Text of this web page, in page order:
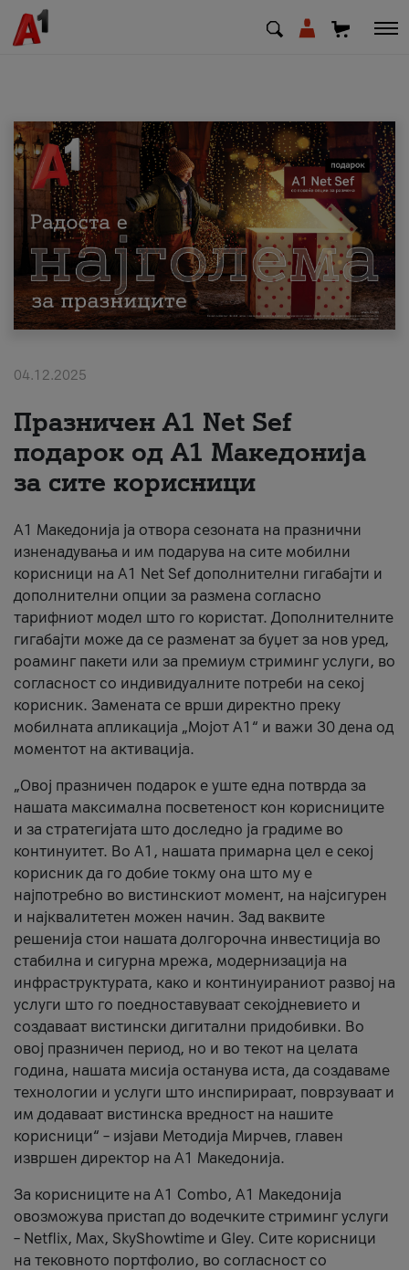
МК EN SQ
Приватни Деловни
Поддршка
Надополни кредит
За нас
#ПодобарОнлајн
04.12.2025
Празничен A1 Net Sеf
подарок од А1 Македонија
за сите корисници
А1 Македонија ја отвора сезоната на празнични
изненадувања и им подарува на сите мобилни
корисници на A1 Net Sef дополнителни гигабајти и
дополнителни опции за размена согласно
тарифниот модел што го користат. Дополнителните
гигабајти може да се разменат за буџет за нов уред,
роаминг пакети или за премиум стриминг услуги, во
согласност со индивидуалните потреби на секој
корисник. Замената се врши директно преку
мобилната апликација „Мојот А1“ и важи 30 дена од
моментот на активација.
„Овој празничен подарок е уште една потврда за
нашата максимална посветеност кон корисниците
и за стратегијата што доследно ја градиме во
континуитет. Во А1, нашата примарна цел е секој
корисник да го добие токму она што му е
најпотребно во вистинскиот момент, на најсигурен
и најквалитетен можен начин. Зад ваквите
решенија стои нашата долгорочна инвестиција во
стабилна и сигурна мрежа, модернизација на
инфраструктурата, како и континуираниот развој на
услуги што го поедноставуваат секојдневието и
создаваат вистински дигитални придобивки. Во
овој празничен период, но и во текот на целата
година, нашата мисија останува иста, да создаваме
технологии и услуги што инспирираат, поврзуваат и
им додаваат вистинска вредност на нашите
корисници“ – изјави Методија Мирчев, главен
извршен директор на А1 Македонија.
За корисниците на A1 Combo, А1 Македонија
овозможува пристап до водечките стриминг услуги
– Netflix, Max, SkyShowtime и Gley. Сите корисници
на тековното портфолио, во согласност со